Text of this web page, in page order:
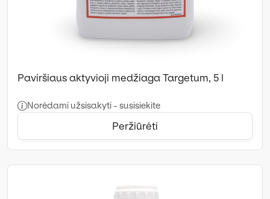
Paviršiaus aktyvioji medžiaga Targetum, 5 l
Norėdami užsisakyti - susisiekite
Peržiūrėti